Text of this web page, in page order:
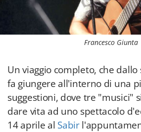
Francesco Giunta
Un viaggio completo, che
fa giungere all'interno di una
suggestioni, dove tre "musici"
dare vita ad uno spettacolo
14 aprile al Sabir